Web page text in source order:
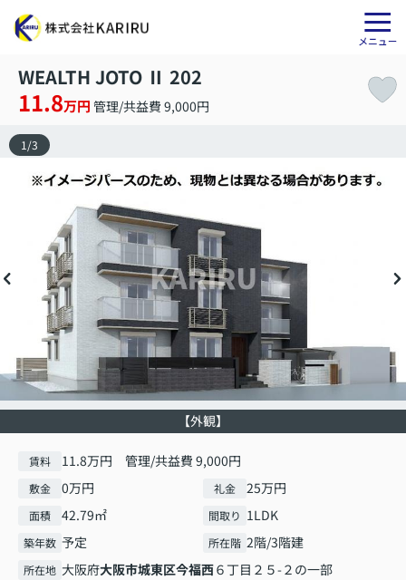
WEALTH JOTO Ⅱ 202
11.8万円 管理/共益費 9,000円
【外観】
1 /3
賃料 11.8万円 管理/共益費 9,000円
敷金 0万円 礼金 25万円
面積 42.79㎡ 間取り 1LDK
築年数 予定 所在階 2階/3階建
所在地 大阪府大阪市城東区今福西６丁目２５-２の一部